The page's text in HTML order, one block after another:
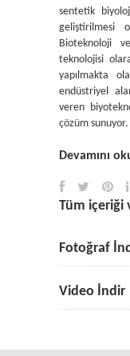
sentetik
geliştirilmesi
Bioteknoloji
teknolojisi
yapılmakta
endüstriyel
veren
çözüm
Devamını
Tüm içeriği
Fotoğraf
Video İndir